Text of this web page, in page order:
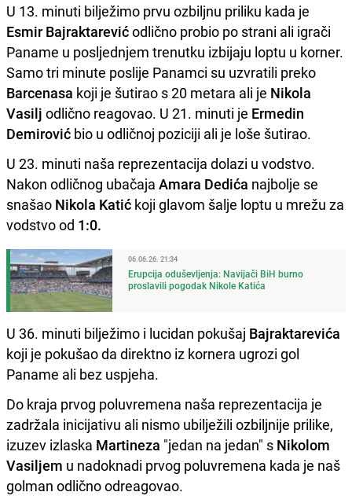
U 13. minuti bilježimo prvu ozbiljnu priliku kada je
Esmir Bajraktarevićodlično probio po strani ali igrači
Paname u posljednjem trenutku izbijaju loptu u korner.
Samo tri minute poslije Panamci su uzvratili preko
Barcenasa koji je šutirao s 20 metara ali je Nikola
Vasilj odlično reagovao. U 21. minuti je Ermedin
Demirović bio u odličnoj poziciji ali je loše šutirao.
U 23. minuti naša reprezentacija dolazi u vodstvo.
Nakon odličnog ubačaja Amara Dedića najbolje se
snašao Nikola Katić koji glavom šalje loptu u mrežu za
vodstvo od 1:0.
06.06.26. 21:34
Erupcija oduševljenja: Navijači BiH burno
proslavili pogodak Nikole Katića
U 36. minuti bilježimo i lucidan pokušaj Bajraktarevića
koji je pokušao da direktno iz kornera ugrozi gol
Paname ali bez uspjeha.
Do kraja prvog poluvremena naša reprezentacija je
zadržala inicijativu ali nismo ubilježili ozbiljnije prilike,
izuzev izlaska Martineza "jedan na jedan" s Nikolom
Vasiljem u nadoknadi prvog poluvremena kada je naš
golman odlično odreagovao.